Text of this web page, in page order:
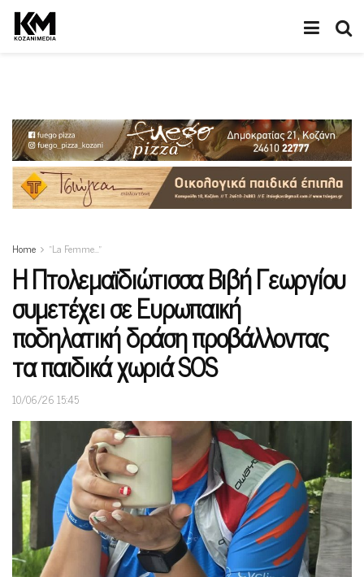
Home “La Femme…”
Η Πτολεμαϊδιώτισσα Βιβή Γεωργίου
συμετέχει σε Ευρωπαική
ποδηλατική δράση προβάλλοντας
τα παιδικά χωριά SOS
10/06/26 15:45